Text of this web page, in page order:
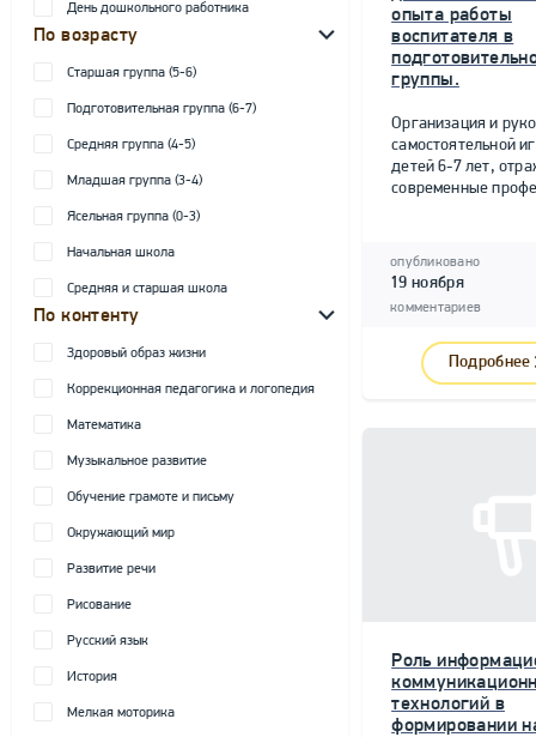
День дошкольного работника
По возрасту
Старшая группа (5-6)
Подготовительная группа (6-7)
Средняя группа (4-5)
Младшая группа (3-4)
Ясельная группа (0-3)
Начальная школа
Средняя и старшая школа
По контенту
Здоровый образ жизни
Коррекционная педагогика и логопедия
Математика
Музыкальное развитие
Обучение грамоте и письму
Окружающий мир
Развитие речи
Рисование
Русский язык
История
Мелкая моторика
опыта работы
воспитателя в
группы.
Организация и
самостоятельной
детей 6-7 лет,
современные
опубликовано
19 ноября
комментариев
Подробнее
Роль
технологий в
формировании